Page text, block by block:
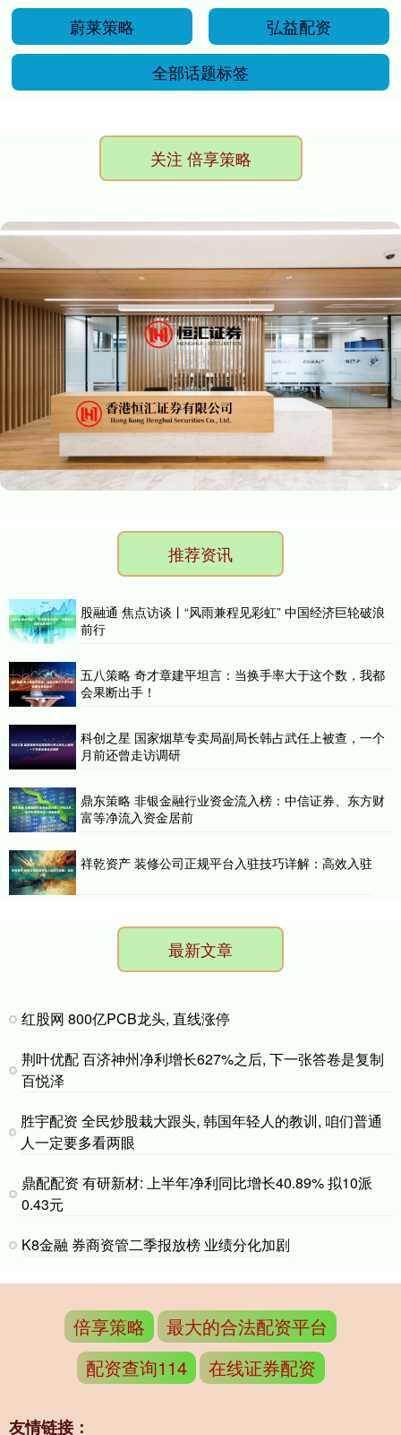
蔚莱策略
弘益配资
全部话题标签
关注 倍享策略
推荐资讯
股融通 焦点访谈丨“风雨兼程见彩虹” 中国经济巨轮破浪
前行
五八策略 奇才章建平坦言：当换手率大于这个数，我都
会果断出手！
科创之星 国家烟草专卖局副局长韩占武任上被查，一个
月前还曾走访调研
鼎东策略 非银金融行业资金流入榜：中信证券、东方财
富等净流入资金居前
祥乾资产 装修公司正规平台入驻技巧详解：高效入驻
最新文章
红股网 800亿PCB龙头, 直线涨停
荆叶优配 百济神州净利增长627%之后, 下一张答卷是复制
百悦泽
胜宇配资 全民炒股栽大跟头, 韩国年轻人的教训, 咱们普通
人一定要多看两眼
鼎配配资 有研新材: 上半年净利同比增长40.89% 拟10派
0.43元
K8金融 券商资管二季报放榜 业绩分化加剧
倍享策略
最大的合法配资平台
配资查询114
在线证券配资
友情链接：